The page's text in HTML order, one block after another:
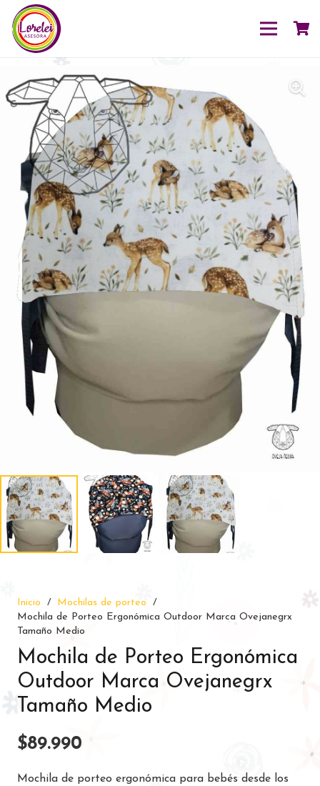
Inicio / Mochilas de porteo
/
Mochila de Porteo Ergonómica Outdoor Marca Ovejanegrx
Tamaño Medio
Mochila de Porteo Ergonómica
Outdoor Marca Ovejanegrx
Tamaño Medio
$89.990
Mochila de porteo ergonómica para bebés desde los